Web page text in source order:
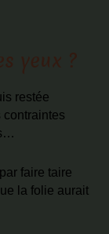
restée
contraintes
faire taire
la folie aurait